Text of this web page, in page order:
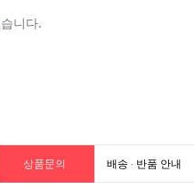
상품문의 배송 · 반품 안내